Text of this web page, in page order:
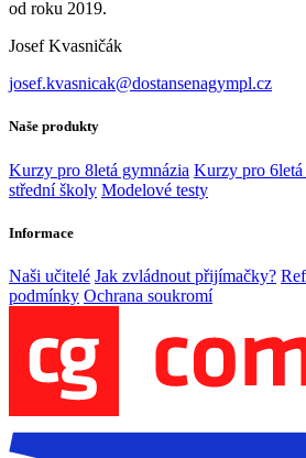
od roku 2019.
Josef Kvasničák
josef.kvasnicak@dostansenagympl.cz
Naše produkty
Kurzy pro 8letá gymnázia Kurzy pro 6letá
střední školy Modelové testy
Informace
Naši učitelé Jak zvládnout přijímačky?
podmínky Ochrana soukromí